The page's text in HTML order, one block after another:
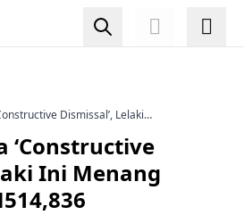
Dismissal’, Lelaki
‘Constructive
Ini Menang